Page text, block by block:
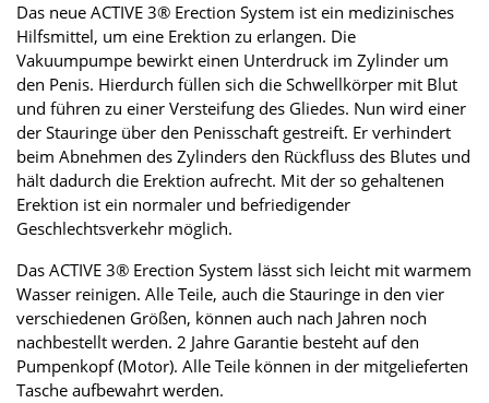
Das neue ACTIVE 3® Erection System ist ein medizinisches
Hilfsmittel, um eine Erektion zu erlangen. Die
Vakuumpumpe bewirkt einen Unterdruck im Zylinder um
den Penis. Hierdurch füllen sich die Schwellkörper mit Blut
und führen zu einer Versteifung des Gliedes. Nun wird einer
der Stauringe über den Penisschaft gestreift. Er verhindert
beim Abnehmen des Zylinders den Rückfluss des Blutes und
hält dadurch die Erektion aufrecht. Mit der so gehaltenen
Erektion ist ein normaler und befriedigender
Geschlechtsverkehr möglich.
Das ACTIVE 3® Erection System lässt sich leicht mit warmem
Wasser reinigen. Alle Teile, auch die Stauringe in den vier
verschiedenen Größen, können auch nach Jahren noch
nachbestellt werden. 2 Jahre Garantie besteht auf den
Pumpenkopf (Motor). Alle Teile können in der mitgelieferten
Tasche aufbewahrt werden.